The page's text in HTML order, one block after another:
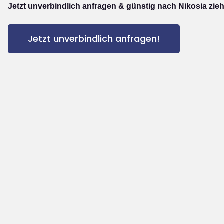
Jetzt unverbindlich anfragen & günstig nach Nikosia
Jetzt unverbindlich anfragen!